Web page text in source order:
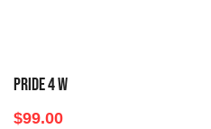
PRIDE 4 W
$99.00